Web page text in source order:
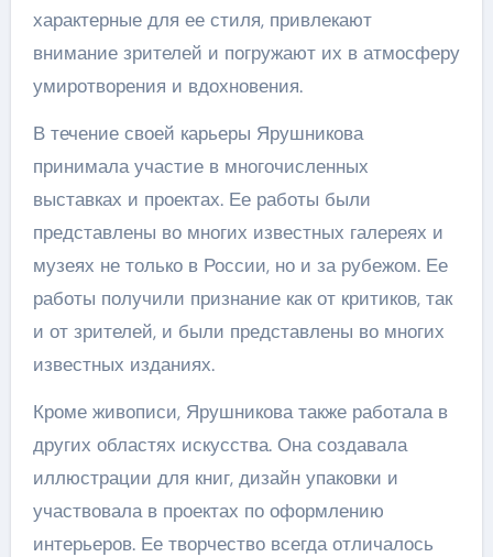
характерные для ее стиля, привлекают
внимание зрителей и погружают их в атмосферу
умиротворения и вдохновения.
В течение своей карьеры Ярушникова
принимала участие в многочисленных
выставках и проектах. Ее работы были
представлены во многих известных галереях и
музеях не только в России, но и за рубежом. Ее
работы получили признание как от критиков, так
и от зрителей, и были представлены во многих
известных изданиях.
Кроме живописи, Ярушникова также работала в
других областях искусства. Она создавала
иллюстрации для книг, дизайн упаковки и
участвовала в проектах по оформлению
интерьеров. Ее творчество всегда отличалось